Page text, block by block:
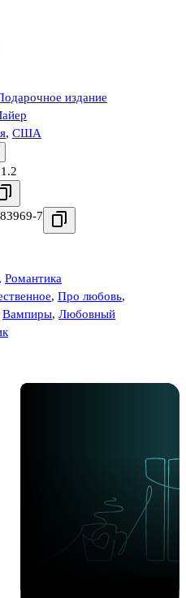
издание
, США
7
, Романтика
, Про любовь,
Вампиры, Любовный